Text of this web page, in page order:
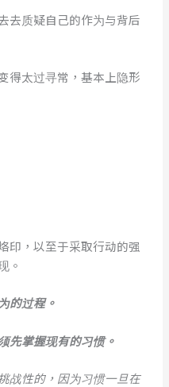
去质疑自己的作为与背后
得太过寻常，基本上隐形
印，以至于采取行动的强
。
的过程。
先掌握现有的习惯。
战性的，因为习惯一旦在